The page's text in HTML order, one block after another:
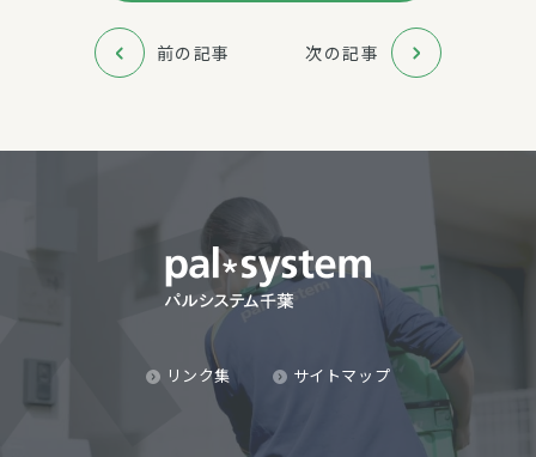
前の記事 次の記事
リンク集 サイトマップ